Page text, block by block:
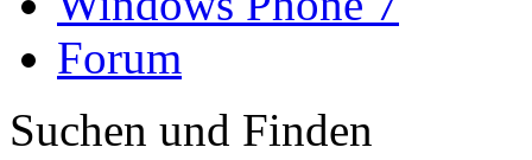
Forum
Suchen und Finden